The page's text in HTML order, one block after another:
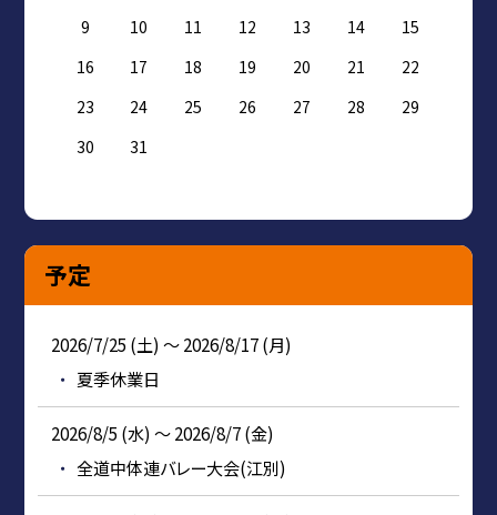
9
10 11 12 13 14
15
16
17 18 19 20 21
22
23
24 25 26 27 28
29
30
31
予定
2026/7/25 (土) ～ 2026/8/17 (月)
夏季休業日
2026/8/5 (水) ～ 2026/8/7 (金)
全道中体連バレー大会(江別)